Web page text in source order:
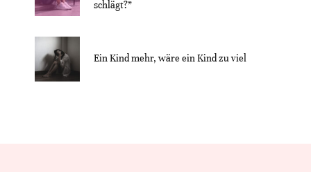
schlägt?”
Ein Kind mehr, wäre ein Kind zu viel